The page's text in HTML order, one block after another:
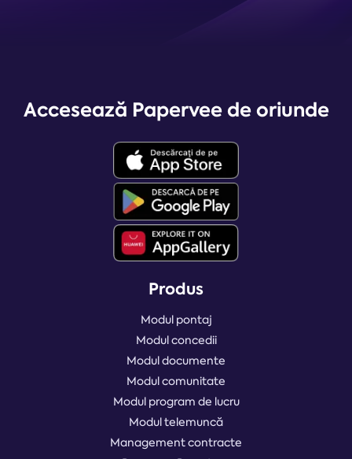
Accesează Papervee de oriunde
Produs
Modul pontaj
Modul concedii
Modul documente
Modul comunitate
Modul program de lucru
Modul telemuncă
Management contracte